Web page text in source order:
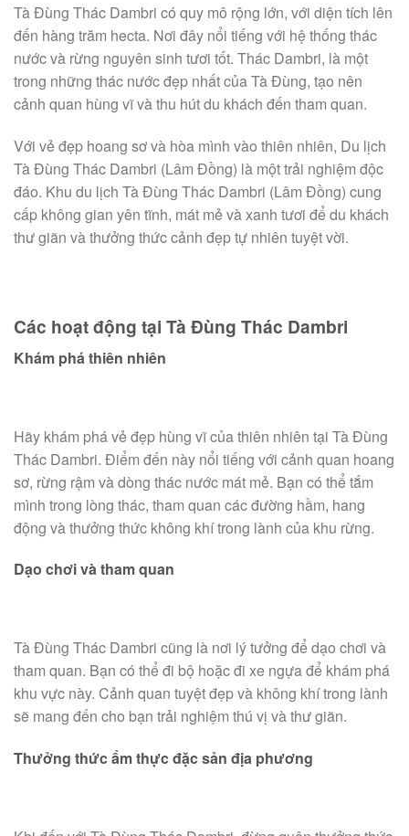
Tà Đùng Thác Dambri có quy mô rộng lớn, với diện tích lên
đến hàng trăm hecta. Nơi đây nổi tiếng với hệ thống thác
nước và rừng nguyên sinh tươi tốt. Thác Dambri, là một
trong những thác nước đẹp nhất của Tà Đùng, tạo nên
cảnh quan hùng vĩ và thu hút du khách đến tham quan.
Với vẻ đẹp hoang sơ và hòa mình vào thiên nhiên, Du lịch
Tà Đùng Thác Dambri (Lâm Đồng) là một trải nghiệm độc
đáo. Khu du lịch Tà Đùng Thác Dambri (Lâm Đồng) cung
cấp không gian yên tĩnh, mát mẻ và xanh tươi để du khách
thư giãn và thưởng thức cảnh đẹp tự nhiên tuyệt vời.
Các hoạt động tại Tà Đùng Thác Dambri
Khám phá thiên nhiên
Hãy khám phá vẻ đẹp hùng vĩ của thiên nhiên tại Tà Đùng
Thác Dambri. Điểm đến này nổi tiếng với cảnh quan hoang
sơ, rừng rậm và dòng thác nước mát mẻ. Bạn có thể tắm
mình trong lòng thác, tham quan các đường hầm, hang
động và thưởng thức không khí trong lành của khu rừng.
Dạo chơi và tham quan
Tà Đùng Thác Dambri cũng là nơi lý tưởng để dạo chơi và
tham quan. Bạn có thể đi bộ hoặc đi xe ngựa để khám phá
khu vực này. Cảnh quan tuyệt đẹp và không khí trong lành
sẽ mang đến cho bạn trải nghiệm thú vị và thư giãn.
Thưởng thức ẩm thực đặc sản địa phương